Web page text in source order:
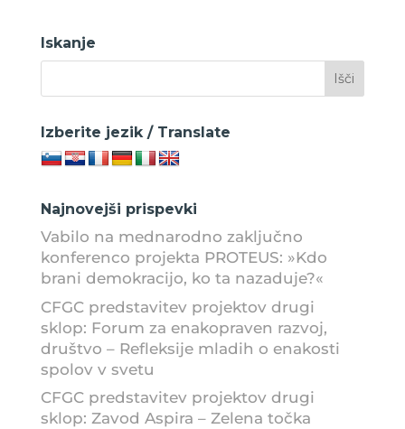
Iskanje
Izberite jezik / Translate
Najnovejši prispevki
Vabilo na mednarodno zaključno
konferenco projekta PROTEUS: »Kdo
brani demokracijo, ko ta nazaduje?«
CFGC predstavitev projektov drugi
sklop: Forum za enakopraven razvoj,
društvo – Refleksije mladih o enakosti
spolov v svetu
CFGC predstavitev projektov drugi
sklop: Zavod Aspira – Zelena točka